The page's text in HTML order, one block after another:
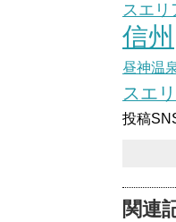
スエリ
信州
昼神温
スエ
投稿
関連